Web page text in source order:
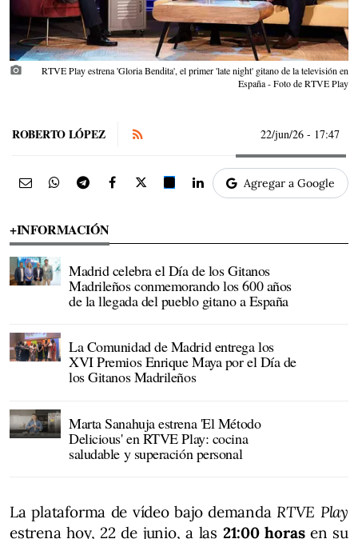
photo_camera
RTVE Play estrena 'Gloria Bendita', el primer 'late night' gitano de la televisión en
España - Foto de RTVE Play
ROBERTO LÓPEZ 22/jun/26 - 17:47
Agregar a Google
+INFORMACIÓN
Madrid celebra el Día de los Gitanos
Madrileños conmemorando los 600 años
de la llegada del pueblo gitano a España
La Comunidad de Madrid entrega los
XVI Premios Enrique Maya por el Día de
los Gitanos Madrileños
Marta Sanahuja estrena 'El Método
Delicious' en RTVE Play: cocina
saludable y superación personal
La plataforma de vídeo bajo demandaRTVE Play
estrena hoy, 22 de junio, a las 21:00 horasen su